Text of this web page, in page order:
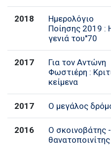
2018
Ημερολόγιο
Ποίησης 2019 :
γενιά του''70
2017
Για τον Αντώνη
Φωστιέρη :
κείμενα
2017 Ο μεγάλος
2016
Ο σκοινοβάτης
θανατοποινίτης